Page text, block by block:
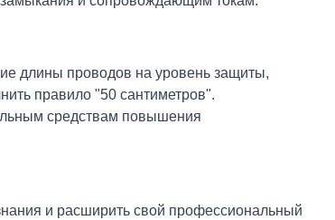
длины проводов на уровень защиты,
правило "50 сантиметров".
средствам повышения
и расширить свой профессиональный